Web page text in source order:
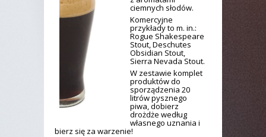
ciemnych słodów.
Komercyjne
przykłady to m. in.:
Rogue Shakespeare
Stout, Deschutes
Obsidian Stout,
Sierra Nevada Stout.
W zestawie komplet
produktów do
sporządzenia 20
litrów pysznego
piwa, dobierz
drożdże według
własnego uznania i
bierz się za warzenie!